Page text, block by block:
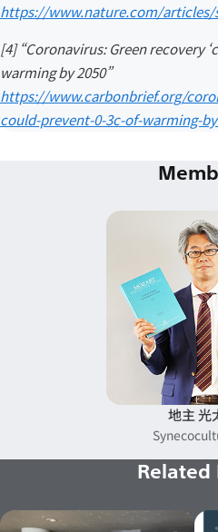
https://www.nature.com/articles/
[4] “Coronavirus: Green recovery
warming by 2050”
https://www.carbonbrief.org/
could-prevent-0-3c-of-warming-
地主 光
Related